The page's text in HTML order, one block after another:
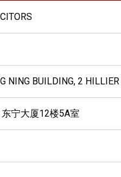
NING BUILDING, 2 HILLIER
宁大厦12楼5A室